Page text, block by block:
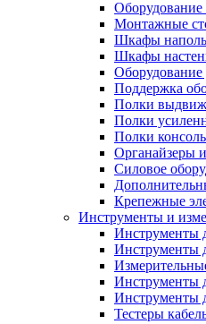
Оборудование
Монтажные
Шкафы
Шкафы
Оборудование
Поддержка
Полки
Полки
Полки
Органайзеры
Силовое
Крепежные
Инструменты и
Инструменты
Инструменты
Инструменты
Инструменты
Тестеры